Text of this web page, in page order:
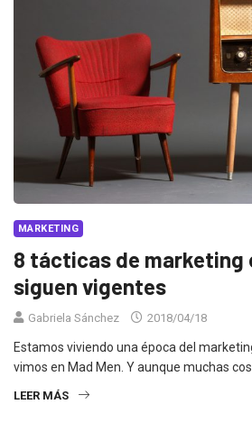
MARKETING
8 tácticas de marketing
siguen vigentes
Gabriela Sánchez 2018/04/18
Estamos viviendo una época del
vimos en Mad Men. Y aunque muchas
LEER MÁS